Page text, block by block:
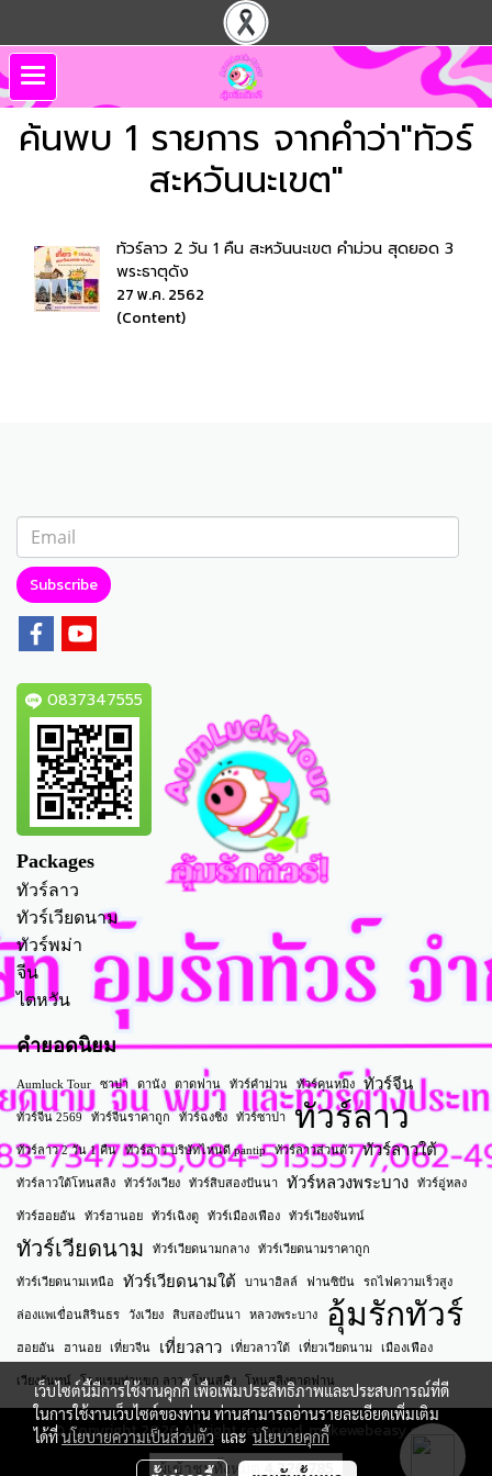
ค้นพบ 1 รายการ จากคำว่า"ทัวร์
สะหวันนะเขต"
ทัวร์ลาว 2 วัน 1 คืน สะหวันนะเขต คำม่วน สุดยอด 3
พระธาตุดัง
27 พ.ค. 2562
(Content)
Subscribe
0837347555
Packages
ทัวร์ลาว
ทัวร์เวียดนาม
ทัวร์พม่า
จีน
ไตหวัน
คำยอดนิยม
Aumluck Tour ซาปา ดานัง ตาดฟาน ทัวร์คำม่วน ทัวร์คุนหมิง ทัวร์จีน
ทัวร์จีน 2569 ทัวร์จีนราคาถูก ทัวร์ฉงชิ่ง ทัวร์ซาปา ทัวร์ลาว
ทัวร์ลาว 2 วัน 1 คืน ทัวร์ลาว บริษัทไหนดี pantip ทัวร์ลาวส่วนตัว ทัวร์ลาวใต้
ทัวร์ลาวใต้โหนสลิง ทัวร์วังเวียง ทัวร์สิบสองปันนา ทัวร์หลวงพระบาง ทัวร์อู่หลง
ทัวร์ฮอยอัน ทัวร์ฮานอย ทัวร์เฉิงตู ทัวร์เมืองเฟือง ทัวร์เวียงจันทน์
ทัวร์เวียดนาม ทัวร์เวียดนามกลาง ทัวร์เวียดนามราคาถูก
ทัวร์เวียดนามเหนือ ทัวร์เวียดนามใต้ บานาฮิลล์ ฟานซิปัน รถไฟความเร็วสูง
ล่องแพเขื่อนสิรินธร วังเวียง สิบสองปันนา หลวงพระบาง อุ้มรักทัวร์
ฮอยอัน ฮานอย เที่ยวจีน เที่ยวลาว เที่ยวลาวใต้ เที่ยวเวียดนาม เมืองเฟือง
เวียงจันทน์ โรงแรมท่าแขก ลาว โหนสลิง โหนสลิงตาดฟาน
© Copyright 2026 All right reserved. makewebeasy.com
ผู้เข้าชมทั้งหมด4,326,785
เว็บไซต์นี้มีการใช้งานคุกกี้ เพื่อเพิ่มประสิทธิภาพและประสบการณ์ที่ดี
ในการใช้งานเว็บไซต์ของท่าน ท่านสามารถอ่านรายละเอียดเพิ่มเติม
ได้ที่นโยบายความเป็นส่วนตัว และ นโยบายคุกกี้